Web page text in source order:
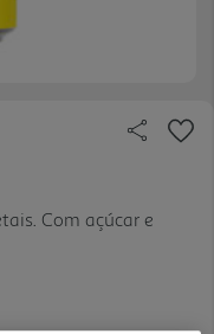
Com açúcar e